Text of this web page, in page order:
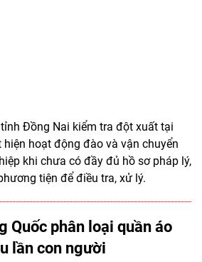
Đồng Nai kiểm tra đột xuất tại
hiện hoạt động đào và vận chuyển
khi chưa có đầy đủ hồ sơ pháp lý,
tiện để điều tra, xử lý.
Quốc phân loại quần áo
lần con người